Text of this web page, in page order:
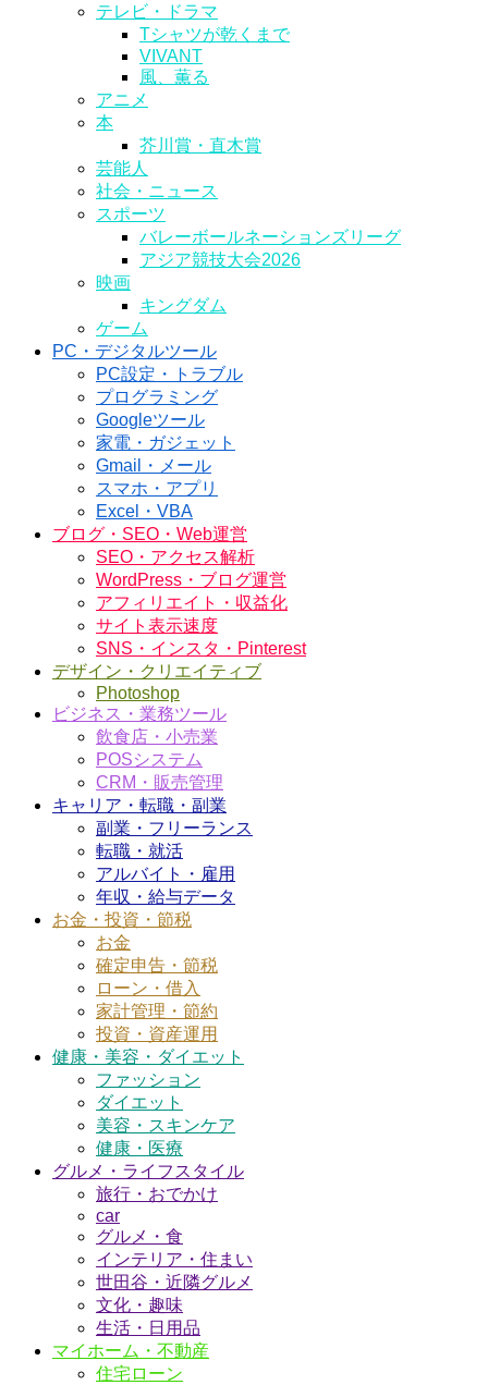
テレビ・ドラマ
Tシャツが乾くまで
VIVANT
風、薫る
アニメ
本
芥川賞・直木賞
芸能人
社会・ニュース
スポーツ
バレーボールネーションズリーグ
アジア競技大会2026
映画
キングダム
ゲーム
PC・デジタルツール
PC設定・トラブル
プログラミング
Googleツール
家電・ガジェット
Gmail・メール
スマホ・アプリ
Excel・VBA
ブログ・SEO・Web運営
SEO・アクセス解析
WordPress・ブログ運営
アフィリエイト・収益化
サイト表示速度
SNS・インスタ・Pinterest
デザイン・クリエイティブ
Photoshop
ビジネス・業務ツール
飲食店・小売業
POSシステム
CRM・販売管理
キャリア・転職・副業
副業・フリーランス
転職・就活
アルバイト・雇用
年収・給与データ
お金・投資・節税
お金
確定申告・節税
ローン・借入
家計管理・節約
投資・資産運用
健康・美容・ダイエット
ファッション
ダイエット
美容・スキンケア
健康・医療
グルメ・ライフスタイル
旅行・おでかけ
car
グルメ・食
インテリア・住まい
世田谷・近隣グルメ
文化・趣味
生活・日用品
マイホーム・不動産
住宅ローン